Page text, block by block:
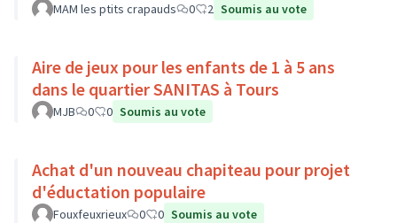
MAM les ptits crapauds 0 2 Soumis au vote
Aire de jeux pour les enfants de 1 à 5 ans
dans le quartier SANITAS à Tours
MJB 0 0 Soumis au vote
Achat d'un nouveau chapiteau pour projet
d'éductation populaire
Fouxfeuxrieux 0 0 Soumis au vote